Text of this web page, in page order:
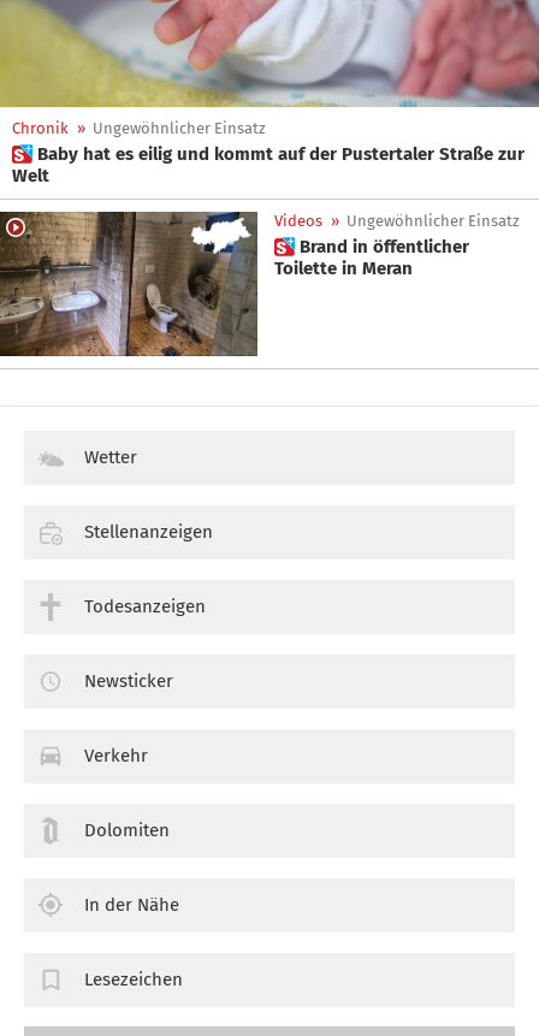
Chronik » Ungewöhnlicher Einsatz
 Baby hat es eilig und kommt auf der Pustertaler Straße zur
Welt
Videos » Ungewöhnlicher Einsatz
 Brand in öffentlicher
Toilette in Meran
Wetter
Stellenanzeigen
Todesanzeigen
Newsticker
Verkehr
Dolomiten
In der Nähe
Lesezeichen